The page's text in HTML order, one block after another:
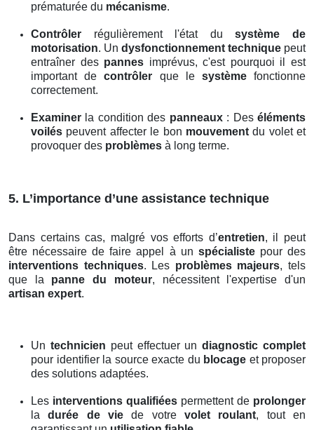
prématurée du mécanisme.
Contrôler régulièrement l'état dusystème de
motorisation. Un dysfonctionnement technique peut
entraîner des pannes imprévus, c'est pourquoi il est
important decontrôler que le systèmefonctionne
correctement.
Examiner la condition des panneaux: Deséléments
voilés peuvent affecter le bon mouvementdu volet et
provoquer des problèmes à long terme.
5. L’importance d’une assistance technique
Dans certains cas, malgré vos efforts d’entretien, il peut
être nécessaire de faire appel à un spécialistepour des
interventions techniques. Les problèmes majeurs, tels
que la panne du moteur, nécessitent l'expertise d'un
artisan expert.
Un technicien peut effectuer undiagnostic complet
pour identifier la source exacte du blocage et proposer
des solutions adaptées.
Les interventions qualifiées permettent de prolonger
ladurée de vie de votrevolet roulant, tout en